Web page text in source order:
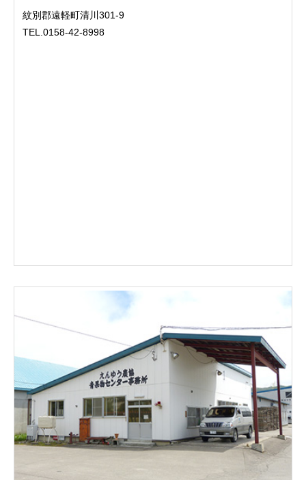
紋別郡遠軽町清川301-9
TEL.0158-42-8998